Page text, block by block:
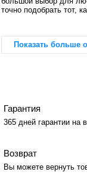
точно подобрать тот,
Показать больше
Гарантия
365 дней гарантии на
Возврат
Вы можете вернуть